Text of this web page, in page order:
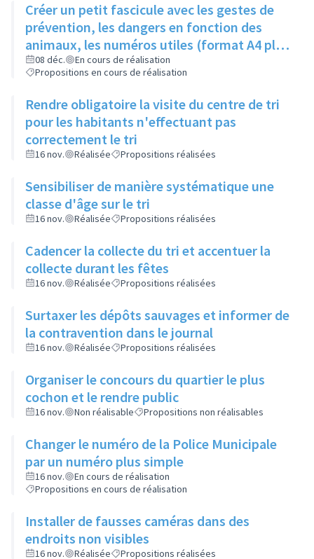
Créer un petit fascicule avec les gestes de
prévention, les dangers en fonction des
animaux, les numéros utiles (format A4 plié
en 2)
08 déc.
En cours de réalisation
Propositions en cours de réalisation
Rendre obligatoire la visite du centre de tri
pour les habitants n'effectuant pas
correctement le tri
16 nov. Réalisée Propositions réalisées
Sensibiliser de manière systématique une
classe d'âge sur le tri
16 nov. Réalisée Propositions réalisées
Cadencer la collecte du tri et accentuer la
collecte durant les fêtes
16 nov. Réalisée Propositions réalisées
Surtaxer les dépôts sauvages et informer de
la contravention dans le journal
16 nov. Réalisée Propositions réalisées
Organiser le concours du quartier le plus
cochon et le rendre public
16 nov. Non réalisable Propositions non réalisables
Changer le numéro de la Police Municipale
par un numéro plus simple
16 nov.
En cours de réalisation
Propositions en cours de réalisation
Installer de fausses caméras dans des
endroits non visibles
16 nov. Réalisée Propositions réalisées